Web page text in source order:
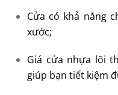
Cửa có khả năng
xước;
Giá cửa nhựa lõi
giúp bạn tiết kiệm